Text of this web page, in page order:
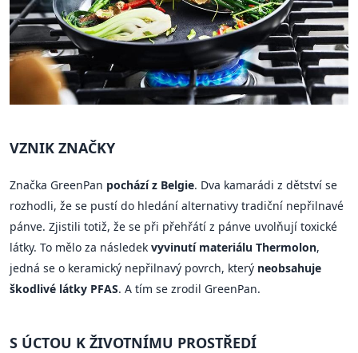
VZNIK ZNAČKY
Značka GreenPan pochází z Belgie. Dva kamarádi z dětství se
rozhodli, že se pustí do hledání alternativy tradiční nepřilnavé
pánve. Zjistili totiž, že se při přehřátí z pánve uvolňují toxické
látky. To mělo za následek vyvinutí materiálu Thermolon,
jedná se o keramický nepřilnavý povrch, který neobsahuje
škodlivé látky PFAS. A tím se zrodil GreenPan.
S ÚCTOU K ŽIVOTNÍMU PROSTŘEDÍ